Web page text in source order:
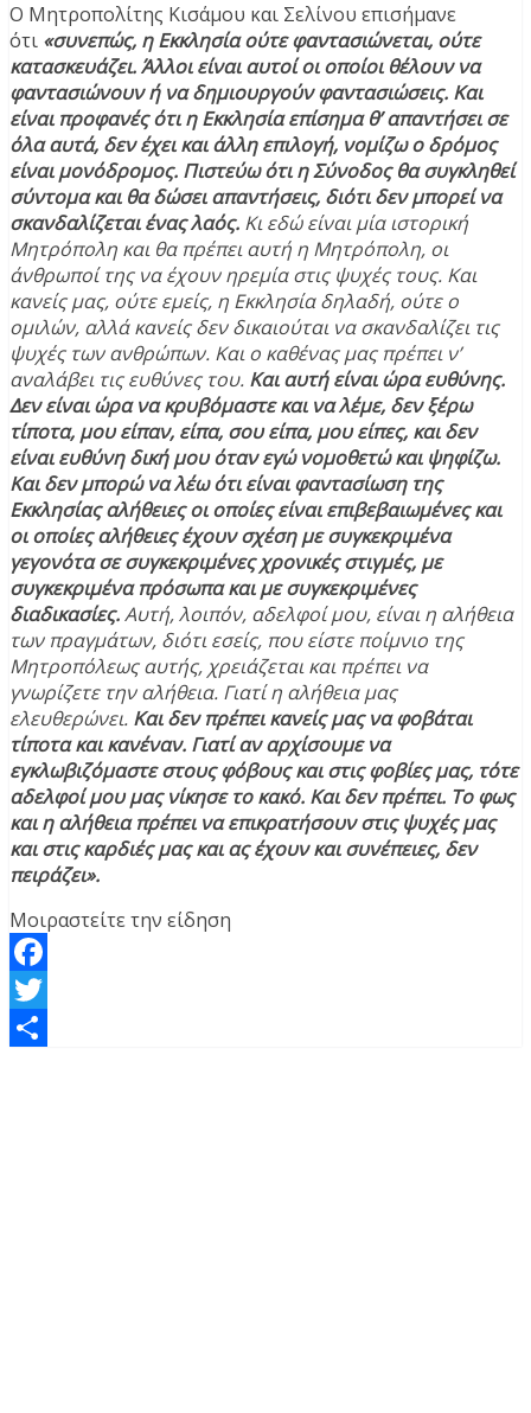
Ο Μητροπολίτης Κισάμου και Σελίνου επισήμανε
ότι «συνεπώς, η Εκκλησία ούτε φαντασιώνεται, ούτε
κατασκευάζει. Άλλοι είναι αυτοί οι οποίοι θέλουν να
φαντασιώνουν ή να δημιουργούν φαντασιώσεις. Και
είναι προφανές ότι η Εκκλησία επίσημα θ’ απαντήσει σε
όλα αυτά, δεν έχει και άλλη επιλογή, νομίζω ο δρόμος
είναι μονόδρομος. Πιστεύω ότι η Σύνοδος θα συγκληθεί
σύντομα και θα δώσει απαντήσεις, διότι δεν μπορεί να
σκανδαλίζεται ένας λαός. Κι εδώ είναι μία ιστορική
Μητρόπολη και θα πρέπει αυτή η Μητρόπολη, οι
άνθρωποί της να έχουν ηρεμία στις ψυχές τους. Και
κανείς μας, ούτε εμείς, η Εκκλησία δηλαδή, ούτε ο
ομιλών, αλλά κανείς δεν δικαιούται να σκανδαλίζει τις
ψυχές των ανθρώπων. Και ο καθένας μας πρέπει ν’
αναλάβει τις ευθύνες του. Και αυτή είναι ώρα ευθύνης.
Δεν είναι ώρα να κρυβόμαστε και να λέμε, δεν ξέρω
τίποτα, μου είπαν, είπα, σου είπα, μου είπες, και δεν
είναι ευθύνη δική μου όταν εγώ νομοθετώ και ψηφίζω.
Και δεν μπορώ να λέω ότι είναι φαντασίωση της
Εκκλησίας αλήθειες οι οποίες είναι επιβεβαιωμένες και
οι οποίες αλήθειες έχουν σχέση με συγκεκριμένα
γεγονότα σε συγκεκριμένες χρονικές στιγμές, με
συγκεκριμένα πρόσωπα και με συγκεκριμένες
διαδικασίες.Αυτή, λοιπόν, αδελφοί μου, είναι η αλήθεια
των πραγμάτων, διότι εσείς, που είστε ποίμνιο της
Μητροπόλεως αυτής, χρειάζεται και πρέπει να
γνωρίζετε την αλήθεια. Γιατί η αλήθεια μας
ελευθερώνει. Και δεν πρέπει κανείς μας να φοβάται
τίποτα και κανέναν. Γιατί αν αρχίσουμε να
εγκλωβιζόμαστε στους φόβους και στις φοβίες μας, τότε
αδελφοί μου μας νίκησε το κακό. Και δεν πρέπει. Το φως
και η αλήθεια πρέπει να επικρατήσουν στις ψυχές μας
και στις καρδιές μας και ας έχουν και συνέπειες, δεν
πειράζει».
Μοιραστείτε την είδηση
Facebook
Twitter